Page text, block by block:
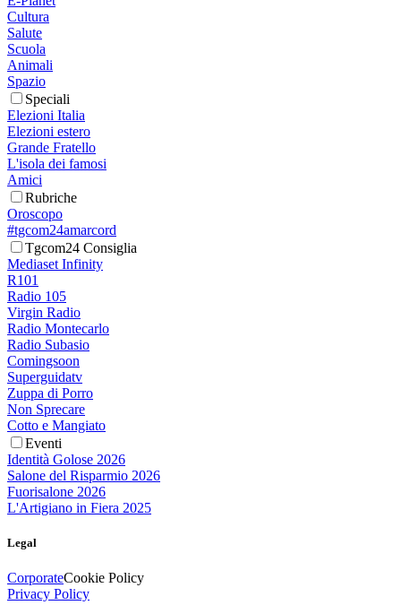
Cultura
Salute
Scuola
Animali
Spazio
Speciali
Elezioni Italia
Elezioni estero
Grande Fratello
L'isola dei famosi
Amici
Rubriche
Oroscopo
#tgcom24amarcord
Tgcom24 Consiglia
Mediaset Infinity
R101
Radio 105
Virgin Radio
Radio Montecarlo
Radio Subasio
Comingsoon
Superguidatv
Zuppa di Porro
Non Sprecare
Cotto e Mangiato
Eventi
Identità Golose 2026
Salone del Risparmio 2026
Fuorisalone 2026
L'Artigiano in Fiera 2025
Legal
CorporateCookie Policy
Privacy Policy